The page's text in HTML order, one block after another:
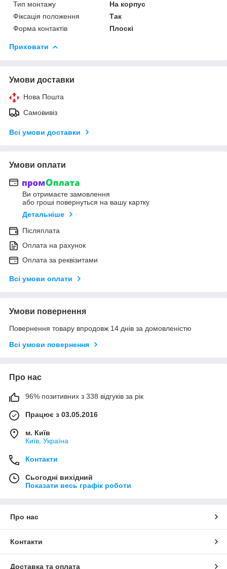
Тип монтажу
На корпус
Фіксація положення
Так
Форма контактів
Плоскі
Приховати
Умови доставки
Нова Пошта
Самовивіз
Всі умови доставки
Умови оплати
Ви отримаєте замовлення
або гроші повернуться на вашу картку
Детальніше
Післяплата
Оплата на рахунок
Оплата за реквізитами
Всі умови оплати
Умови повернення
Повернення товару впродовж 14 днів за домовленістю
Всі умови повернення
Про нас
96% позитивних з 338 відгуків за рік
Працює з 03.05.2016
м. Київ
Київ, Україна
Контакти
Сьогодні вихідний
Показати весь графік роботи
Про нас
Контакти
Доставка та оплата